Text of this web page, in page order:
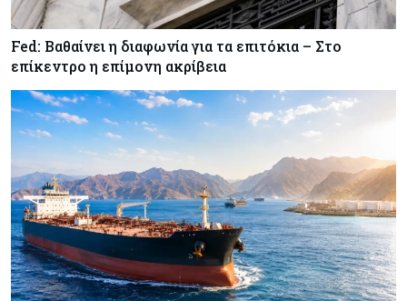
Κόσμος 07-08-2026
ΕΚΤ: Αιφνιδιάστηκε από την πώληση ευρώ από
τις ΗΠΑ
Κύπρος
Χορηγία €10.000 για υποτροφίες σε φοιτητές του
ΤΕΠΑΚ
Fed: Βαθαίνει η διαφωνία για τα επιτόκια – Στο
επίκεντρο η επίμονη ακρίβεια